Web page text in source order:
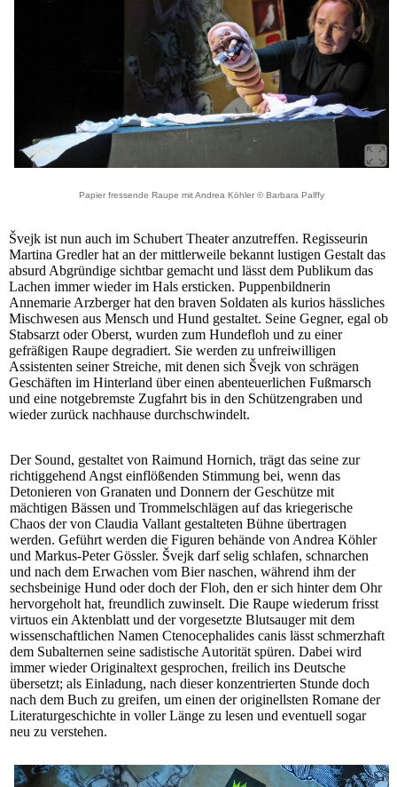
Papier fressende Raupe mit Andrea Köhler © Barbara Palffy
Švejk ist nun auch im Schubert Theater anzutreffen. Regisseurin
Martina Gredler hat an der mittlerweile bekannt lustigen Gestalt das
absurd Abgründige sichtbar gemacht und lässt dem Publikum das
Lachen immer wieder im Hals ersticken. Puppenbildnerin
Annemarie Arzberger hat den braven Soldaten als kurios hässliches
Mischwesen aus Mensch und Hund gestaltet. Seine Gegner, egal ob
Stabsarzt oder Oberst, wurden zum Hundefloh und zu einer
gefräßigen Raupe degradiert. Sie werden zu unfreiwilligen
Assistenten seiner Streiche, mit denen sich Švejk von schrägen
Geschäften im Hinterland über einen abenteuerlichen Fußmarsch
und eine notgebremste Zugfahrt bis in den Schützengraben und
wieder zurück nachhause durchschwindelt.
Der Sound, gestaltet von Raimund Hornich, trägt das seine zur
richtiggehend Angst einflößenden Stimmung bei, wenn das
Detonieren von Granaten und Donnern der Geschütze mit
mächtigen Bässen und Trommelschlägen auf das kriegerische
Chaos der von Claudia Vallant gestalteten Bühne übertragen
werden. Geführt werden die Figuren behände von Andrea Köhler
und Markus-Peter Gössler. Švejk darf selig schlafen, schnarchen
und nach dem Erwachen vom Bier naschen, während ihm der
sechsbeinige Hund oder doch der Floh, den er sich hinter dem Ohr
hervorgeholt hat, freundlich zuwinselt. Die Raupe wiederum frisst
virtuos ein Aktenblatt und der vorgesetzte Blutsauger mit dem
wissenschaftlichen Namen Ctenocephalides canis lässt schmerzhaft
dem Subalternen seine sadistische Autorität spüren. Dabei wird
immer wieder Originaltext gesprochen, freilich ins Deutsche
übersetzt; als Einladung, nach dieser konzentrierten Stunde doch
nach dem Buch zu greifen, um einen der originellsten Romane der
Literaturgeschichte in voller Länge zu lesen und eventuell sogar
neu zu verstehen.